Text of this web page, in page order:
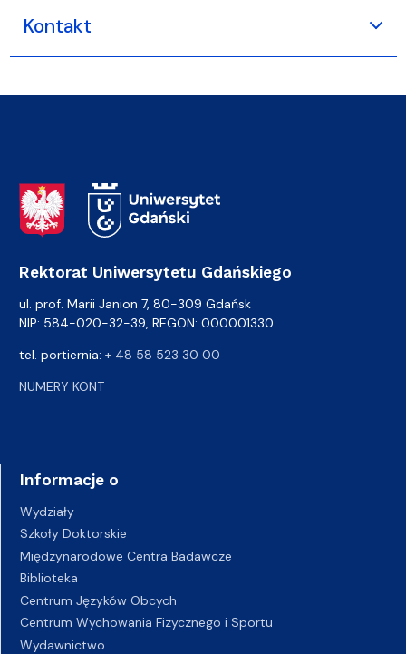
Kontakt
Adres Rektoratu
Rektorat Uniwersytetu Gdańskiego
ul. prof. Marii Janion 7, 80-309 Gdańsk
NIP: 584-020-32-39, REGON: 000001330
tel. portiernia: + 48 58 523 30 00
NUMERY KONT
Informacje o
Wydziały
Szkoły Doktorskie
Międzynarodowe Centra Badawcze
Biblioteka
Centrum Języków Obcych
Centrum Wychowania Fizycznego i Sportu
Wydawnictwo